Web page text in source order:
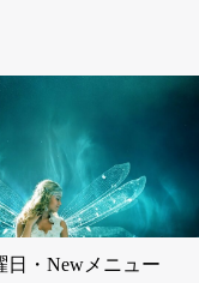
日・Newメニュー